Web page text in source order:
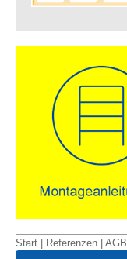
Start Referenzen AGB